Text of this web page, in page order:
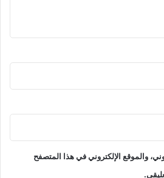
والموقع الإلكتروني في هذا المتصفح